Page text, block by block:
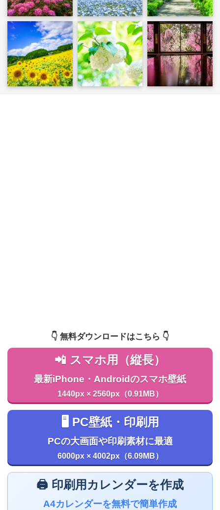
👇️ 無料ダウンロードはこちら 👇️
📲 スマホ用（縦長）
最新iPhone・Androidのスマホ壁紙
1440px × 2560px（0.91MB）
🖥️ PC壁紙・印刷用
PCの大画面や印刷素材に最適
6000px × 4002px（6.09MB）
🖨️ 印刷用カレンダーを作成
A4カレンダーを無料で簡単作成